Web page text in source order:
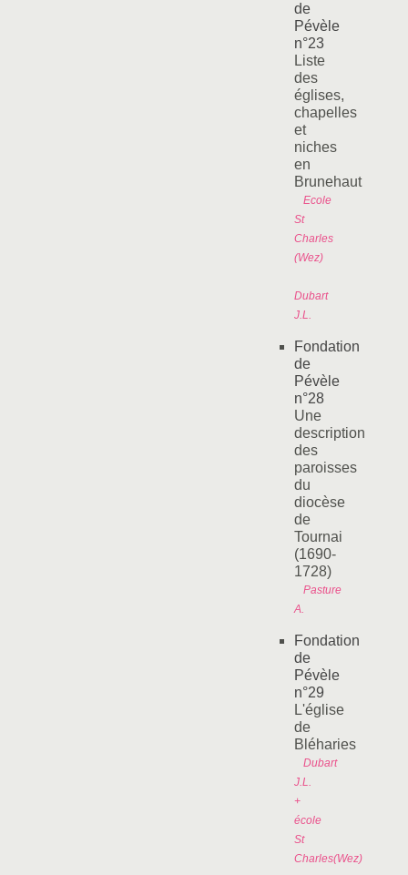
de
Pévèle
n°23
Liste
des
églises,
chapelles
et
niches
en
Brunehaut
Ecole
St
Charles
(Wez)
Dubart
J.L.
Fondation
de
Pévèle
n°28
Une
description
des
paroisses
du
diocèse
de
Tournai
(1690-
1728)
Pasture
A.
Fondation
de
Pévèle
n°29
L'église
de
Bléharies
Dubart
J.L.
+
école
St
Charles(Wez)